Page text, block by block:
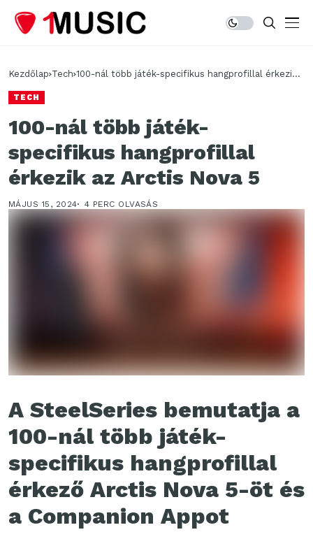
Kezdőlap Tech 100-nál több játék-specifikus hangprofillal érkezik
TECH
100-nál több játék-
specifikus hangprofillal
érkezik az Arctis Nova 5
MÁJUS 15, 2024 4 PERC OLVASÁS
A SteelSeries bemutatja a
100-nál több játék-
specifikus hangprofillal
érkező Arctis Nova 5-öt és
a Companion Appot